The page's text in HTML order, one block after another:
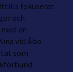
fokuserat
och
en
vid Åbo
som